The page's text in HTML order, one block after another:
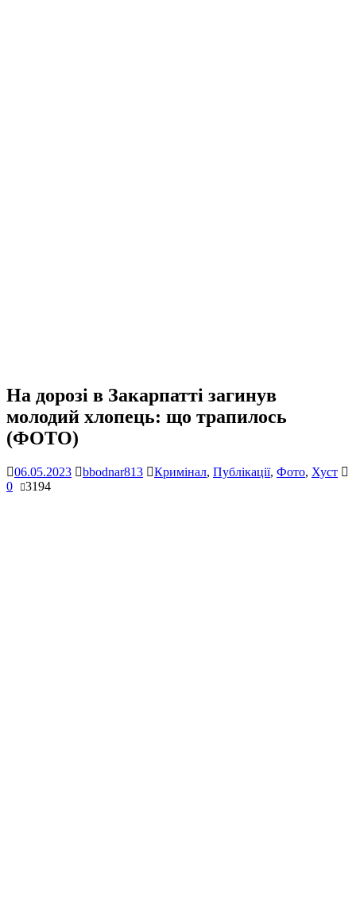
На дорозі в Закарпатті загинув
молодий хлопець: що трапилось
(ФОТО)
06.05.2023 bbodnar813 Кримінал, Публікації, Фото, Хуст
0
3194